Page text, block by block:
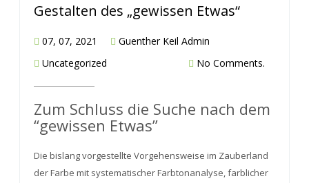
Gestalten des „gewissen Etwas“
07, 07, 2021
Guenther Keil Admin
Uncategorized
No Comments.
Zum Schluss die Suche nach dem
“gewissen Etwas”
Die bislang vorgestellte Vorgehensweise im Zauberland
der Farbe mit systematischer Farbtonanalyse, farblicher